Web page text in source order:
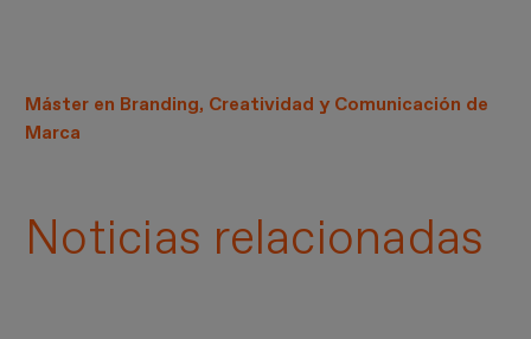
Máster en Branding, Creatividad y Comunicación de
Marca
Noticias relacionadas